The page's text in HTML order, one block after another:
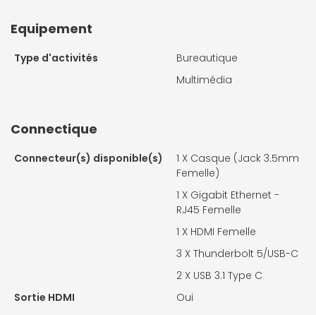
Equipement
Type d'activités
Bureautique
Multimédia
Connectique
Connecteur(s) disponible(s) 1 X Casque (Jack 3.5mm
Femelle)
1 X Gigabit Ethernet -
RJ45 Femelle
1 X HDMI Femelle
3 X Thunderbolt 5/USB-C
2 X USB 3.1 Type C
Sortie HDMI
Oui